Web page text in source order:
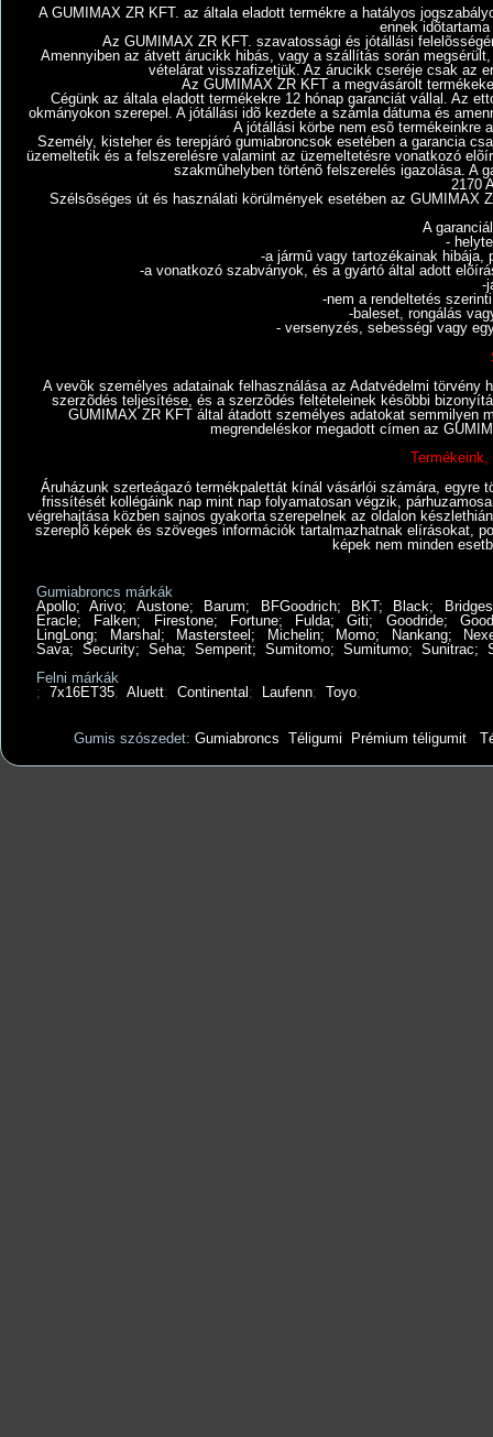
A GUMIMAX ZR KFT. az általa eladott termékre a hatályos
ennek
Az GUMIMAX ZR KFT. szavatossági és jótállási
Amennyiben az átvett árucikk hibás, vagy a szállítás során
vételárat visszafizetjük. Az árucikk cseréje csak az
Az GUMIMAX ZR KFT a megvásárolt
Cégünk az általa eladott termékekre 12 hónap garanciát vállal. Az
okmányokon szerepel. A jótállási idõ kezdete a számla dátuma és
A jótállási körbe nem esõ termékeinkre
Személy, kisteher és terepjáró gumiabroncsok esetében a garancia
üzemeltetik és a felszerelésre valamint az üzemeltetésre vonatkozó
szakmûhelyben történõ felszerelés igazolása. A
2170
Szélsõséges út és használati körülmények esetében az GUMIMAX
A
-
-a jármû vagy tartozékainak
-a vonatkozó szabványok, és a gyártó által adott
-
-nem a rendeltetés
-baleset, rongálás
- versenyzés, sebességi vagy
A vevõk személyes adatainak felhasználása az Adatvédelmi
szerzõdés teljesítése, és a szerzõdés feltételeinek késõbbi
GUMIMAX ZR KFT által átadott személyes adatokat semmilyen
megrendeléskor megadott címen az
Áruházunk szerteágazó termékpalettát kínál vásárlói számára, egyre
frissítését kollégáink nap mint nap folyamatosan végzik,
végrehajtása közben sajnos gyakorta szerepelnek az oldalon
szereplõ képek és szöveges információk tartalmazhatnak elírásokat,
képek nem minden
Gumiabroncs márkák
Apollo;Arivo; Austone; Barum; BFGoodrich; BKT; Black;
Eracle; Falken; Firestone; Fortune; Fulda;Giti; Goodride;
LingLong; Marshal ; Mastersteel ; Michelin; Momo; Nankang;
Sava; Security; Seha; Semperit; Sumitomo; Sumitumo; Sunitrac;
Felni márkák
; 7x16ET35; Aluett; Continental ; Laufenn; Toyo;
Gumis szószedet: Gumiabroncs Téligumi Prémium téligumit